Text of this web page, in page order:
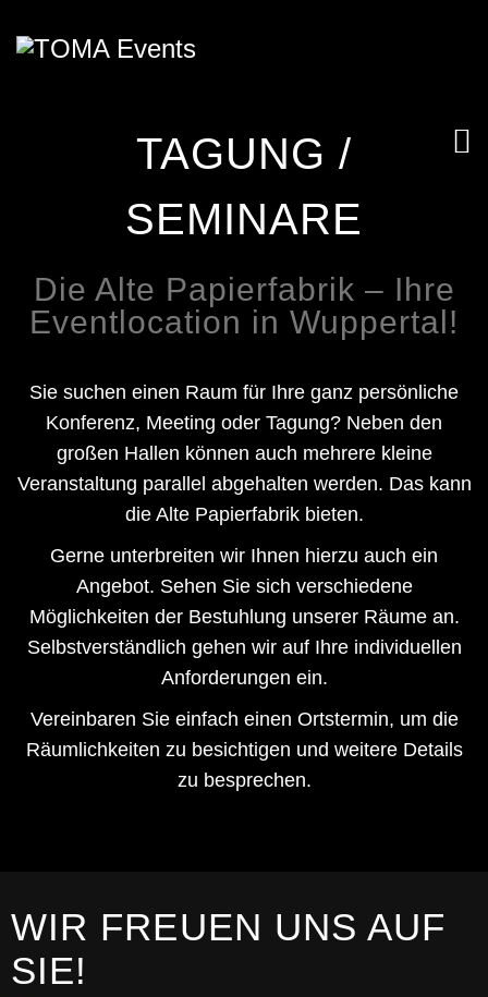
TAGUNG /
SEMINARE
Die Alte Papierfabrik – Ihre
Eventlocation in Wuppertal!
Sie suchen einen Raum für Ihre ganz persönliche
Konferenz, Meeting oder Tagung? Neben den
großen Hallen können auch mehrere kleine
Veranstaltung parallel abgehalten werden. Das kann
die Alte Papierfabrik bieten.
Gerne unterbreiten wir Ihnen hierzu auch ein
Angebot. Sehen Sie sich verschiedene
Möglichkeiten der Bestuhlung unserer Räume an.
Selbstverständlich gehen wir auf Ihre individuellen
Anforderungen ein.
Vereinbaren Sie einfach einen Ortstermin, um die
Räumlichkeiten zu besichtigen und weitere Details
zu besprechen.
WIR FREUEN UNS AUF
SIE!